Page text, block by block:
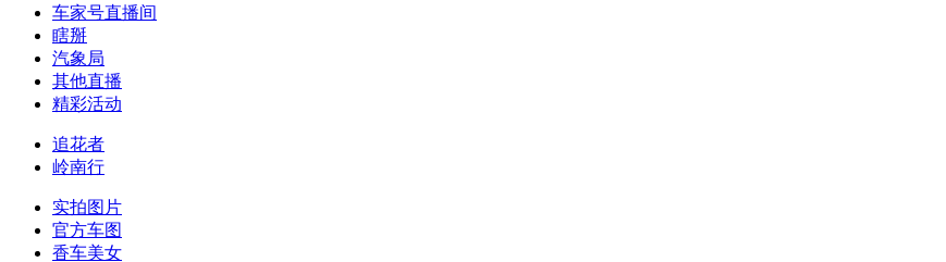
车家号直播间
瞎掰
汽象局
其他直播
精彩活动
追花者
岭南行
实拍图片
官方车图
香车美女